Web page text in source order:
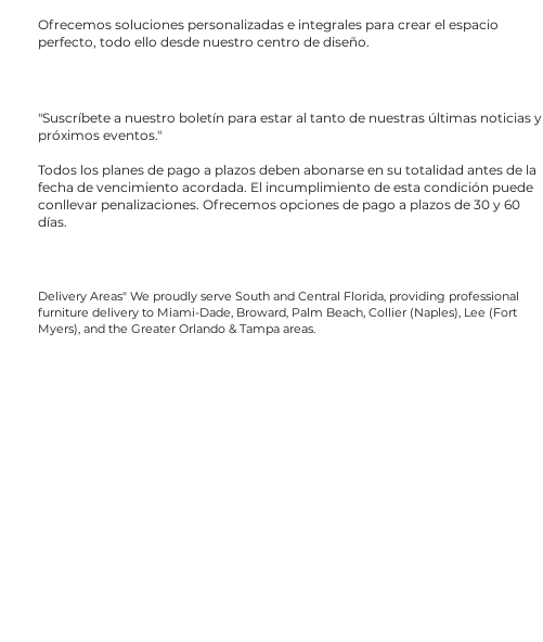
Ofrecemos soluciones personalizadas e integrales para crear el espacio
perfecto, todo ello desde nuestro centro de diseño.
"Suscríbete a nuestro boletín para estar al tanto de nuestras últimas noticias y
próximos eventos."
Todos los planes de pago a plazos deben abonarse en su totalidad antes de la
fecha de vencimiento acordada. El incumplimiento de esta condición puede
conllevar penalizaciones. Ofrecemos opciones de pago a plazos de 30 y 60
días.
Delivery Areas" We proudly serve South and Central Florida, providing professional
furniture delivery to Miami-Dade, Broward, Palm Beach, Collier (Naples), Lee (Fort
Myers), and the Greater Orlando & Tampa areas.